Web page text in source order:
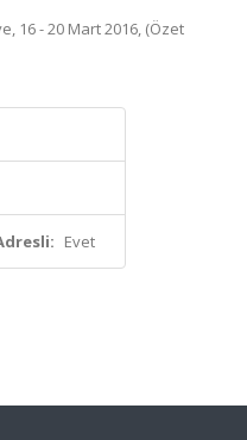
16 - 20 Mart 2016, (Özet
Evet